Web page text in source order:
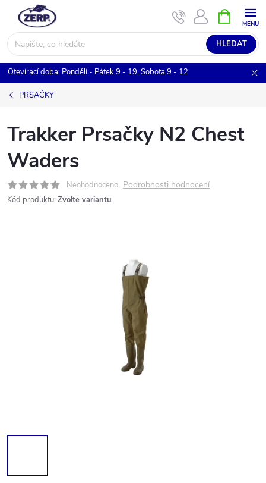
obsah
HLEDAT
NÁKUPNÍ
KOŠÍK
Otevírací doba: Pondělí - Pátek 9 - 19, Sobota 9 - 12
PRSAČKY
Trakker Prsačky N2 Chest
Waders
Neohodnoceno Podrobnosti hodnocení
Kód produktu: Zvolte variantu